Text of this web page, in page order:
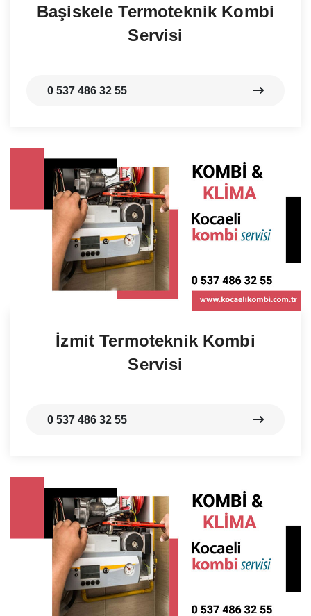
Başiskele Termoteknik Kombi
Servisi
0 537 486 32 55
İzmit Termoteknik Kombi
Servisi
0 537 486 32 55